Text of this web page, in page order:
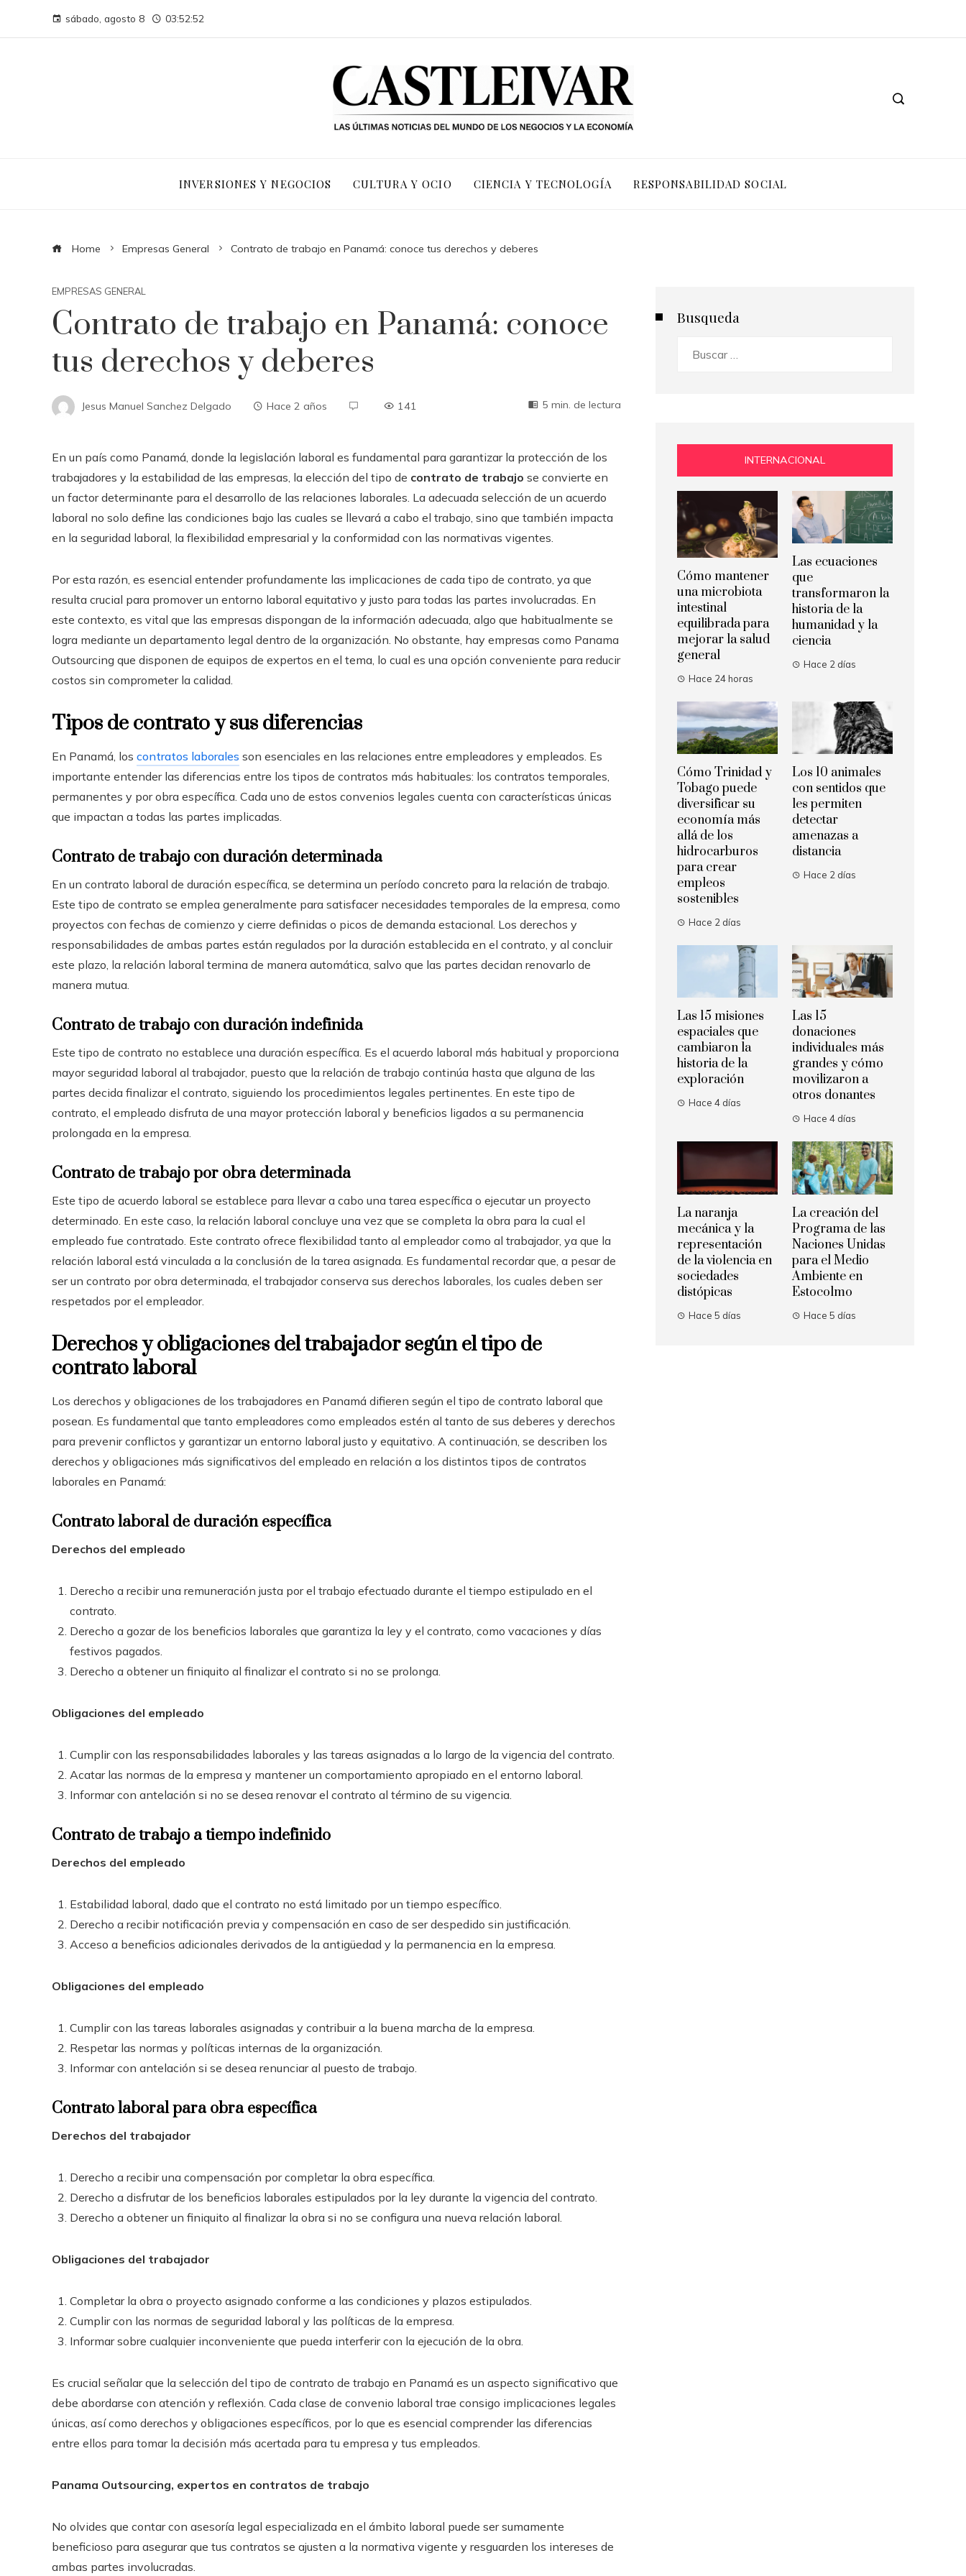
sábado, agosto 8 03:52:53
INVERSIONES Y NEGOCIOS CULTURA Y OCIO CIENCIA Y TECNOLOGÍA RESPONSABILIDAD SOCIAL
Home Empresas General Contrato de trabajo en Panamá: conoce tus derechos y deberes
EMPRESAS GENERAL
Contrato de trabajo en Panamá: conoce
tus derechos y deberes
Jesus Manuel Sanchez Delgado Hace 2 años 141 5 min. de lectura
En un país como Panamá, donde la legislación laboral es fundamental para garantizar la protección de los
trabajadores y la estabilidad de las empresas, la elección del tipo de contrato de trabajo se convierte en
un factor determinante para el desarrollo de las relaciones laborales. La adecuada selección de un acuerdo
laboral no solo define las condiciones bajo las cuales se llevará a cabo el trabajo, sino que también impacta
en la seguridad laboral, la flexibilidad empresarial y la conformidad con las normativas vigentes.
Por esta razón, es esencial entender profundamente las implicaciones de cada tipo de contrato, ya que
resulta crucial para promover un entorno laboral equitativo y justo para todas las partes involucradas. En
este contexto, es vital que las empresas dispongan de la información adecuada, algo que habitualmente se
logra mediante un departamento legal dentro de la organización. No obstante, hay empresas como Panama
Outsourcing que disponen de equipos de expertos en el tema, lo cual es una opción conveniente para reducir
costos sin comprometer la calidad.
Tipos de contrato y sus diferencias
En Panamá, los contratos laborales son esenciales en las relaciones entre empleadores y empleados. Es
importante entender las diferencias entre los tipos de contratos más habituales: los contratos temporales,
permanentes y por obra específica. Cada uno de estos convenios legales cuenta con características únicas
que impactan a todas las partes implicadas.
Contrato de trabajo con duración determinada
En un contrato laboral de duración específica, se determina un período concreto para la relación de trabajo.
Este tipo de contrato se emplea generalmente para satisfacer necesidades temporales de la empresa, como
proyectos con fechas de comienzo y cierre definidas o picos de demanda estacional. Los derechos y
responsabilidades de ambas partes están regulados por la duración establecida en el contrato, y al concluir
este plazo, la relación laboral termina de manera automática, salvo que las partes decidan renovarlo de
manera mutua.
Contrato de trabajo con duración indefinida
Este tipo de contrato no establece una duración específica. Es el acuerdo laboral más habitual y proporciona
mayor seguridad laboral al trabajador, puesto que la relación de trabajo continúa hasta que alguna de las
partes decida finalizar el contrato, siguiendo los procedimientos legales pertinentes. En este tipo de
contrato, el empleado disfruta de una mayor protección laboral y beneficios ligados a su permanencia
prolongada en la empresa.
Contrato de trabajo por obra determinada
Este tipo de acuerdo laboral se establece para llevar a cabo una tarea específica o ejecutar un proyecto
determinado. En este caso, la relación laboral concluye una vez que se completa la obra para la cual el
empleado fue contratado. Este contrato ofrece flexibilidad tanto al empleador como al trabajador, ya que la
relación laboral está vinculada a la conclusión de la tarea asignada. Es fundamental recordar que, a pesar de
ser un contrato por obra determinada, el trabajador conserva sus derechos laborales, los cuales deben ser
respetados por el empleador.
Derechos y obligaciones del trabajador según el tipo de
contrato laboral
Los derechos y obligaciones de los trabajadores en Panamá difieren según el tipo de contrato laboral que
posean. Es fundamental que tanto empleadores como empleados estén al tanto de sus deberes y derechos
para prevenir conflictos y garantizar un entorno laboral justo y equitativo. A continuación, se describen los
derechos y obligaciones más significativos del empleado en relación a los distintos tipos de contratos
laborales en Panamá:
Contrato laboral de duración específica
Derechos del empleado
Derecho a recibir una remuneración justa por el trabajo efectuado durante el tiempo estipulado en el
contrato.
Derecho a gozar de los beneficios laborales que garantiza la ley y el contrato, como vacaciones y días
festivos pagados.
Derecho a obtener un finiquito al finalizar el contrato si no se prolonga.
Obligaciones del empleado
Cumplir con las responsabilidades laborales y las tareas asignadas a lo largo de la vigencia del contrato.
Acatar las normas de la empresa y mantener un comportamiento apropiado en el entorno laboral.
Informar con antelación si no se desea renovar el contrato al término de su vigencia.
Contrato de trabajo a tiempo indefinido
Derechos del empleado
Estabilidad laboral, dado que el contrato no está limitado por un tiempo específico.
Derecho a recibir notificación previa y compensación en caso de ser despedido sin justificación.
Acceso a beneficios adicionales derivados de la antigüedad y la permanencia en la empresa.
Obligaciones del empleado
Cumplir con las tareas laborales asignadas y contribuir a la buena marcha de la empresa.
Respetar las normas y políticas internas de la organización.
Informar con antelación si se desea renunciar al puesto de trabajo.
Contrato laboral para obra específica
Derechos del trabajador
Derecho a recibir una compensación por completar la obra específica.
Derecho a disfrutar de los beneficios laborales estipulados por la ley durante la vigencia del contrato.
Derecho a obtener un finiquito al finalizar la obra si no se configura una nueva relación laboral.
Obligaciones del trabajador
Completar la obra o proyecto asignado conforme a las condiciones y plazos estipulados.
Cumplir con las normas de seguridad laboral y las políticas de la empresa.
Informar sobre cualquier inconveniente que pueda interferir con la ejecución de la obra.
Es crucial señalar que la selección del tipo de contrato de trabajo en Panamá es un aspecto significativo que
debe abordarse con atención y reflexión. Cada clase de convenio laboral trae consigo implicaciones legales
únicas, así como derechos y obligaciones específicos, por lo que es esencial comprender las diferencias
entre ellos para tomar la decisión más acertada para tu empresa y tus empleados.
Panama Outsourcing, expertos en contratos de trabajo
No olvides que contar con asesoría legal especializada en el ámbito laboral puede ser sumamente
beneficioso para asegurar que tus contratos se ajusten a la normativa vigente y resguarden los intereses de
ambas partes involucradas.
Busqueda
INTERNACIONAL
Cómo mantener
una microbiota
intestinal
equilibrada para
mejorar la salud
general
Hace 24 horas
Las ecuaciones
que
transformaron la
historia de la
humanidad y la
ciencia
Hace 2 días
Cómo Trinidad y
Tobago puede
diversificar su
economía más
allá de los
hidrocarburos
para crear
empleos
sostenibles
Hace 2 días
Los 10 animales
con sentidos que
les permiten
detectar
amenazas a
distancia
Hace 2 días
Las 15 misiones
espaciales que
cambiaron la
historia de la
exploración
Hace 4 días
Las 15
donaciones
individuales más
grandes y cómo
movilizaron a
otros donantes
Hace 4 días
La naranja
mecánica y la
representación
de la violencia en
sociedades
distópicas
Hace 5 días
La creación del
Programa de las
Naciones Unidas
para el Medio
Ambiente en
Estocolmo
Hace 5 días